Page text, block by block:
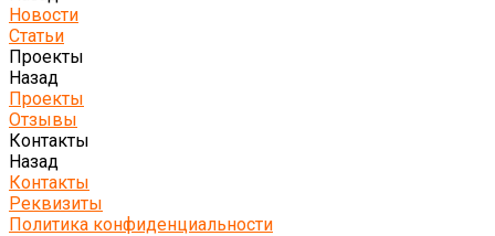
Новости
Статьи
Проекты
Назад
Проекты
Отзывы
Контакты
Назад
Контакты
Реквизиты
Политика конфиденциальности